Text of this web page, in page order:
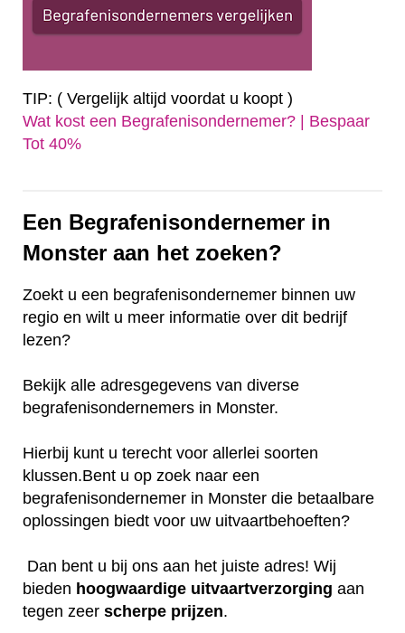
TIP: ( Vergelijk altijd voordat u koopt )
Wat kost een Begrafenisondernemer? | Bespaar
Tot 40%‎
Een Begrafenisondernemer in
Monster aan het zoeken?
Zoekt u een begrafenisondernemer binnen uw
regio en wilt u meer informatie over dit bedrijf
lezen?
Bekijk alle adresgegevens van diverse
begrafenisondernemers in Monster.
Hierbij kunt u terecht voor allerlei soorten
klussen.Bent u op zoek naar een
begrafenisondernemer in Monster die betaalbare
oplossingen biedt voor uw uitvaartbehoeften?
Dan bent u bij ons aan het juiste adres! Wij
bieden hoogwaardige uitvaartverzorging aan
tegen zeer scherpe prijzen.